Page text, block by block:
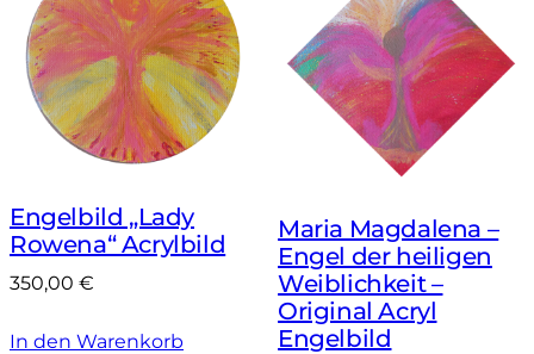
Engelbild „Lady
Rowena“ Acrylbild
350,00 €
In den Warenkorb
Maria Magdalena –
Engel der heiligen
Weiblichkeit –
Original Acryl
Engelbild